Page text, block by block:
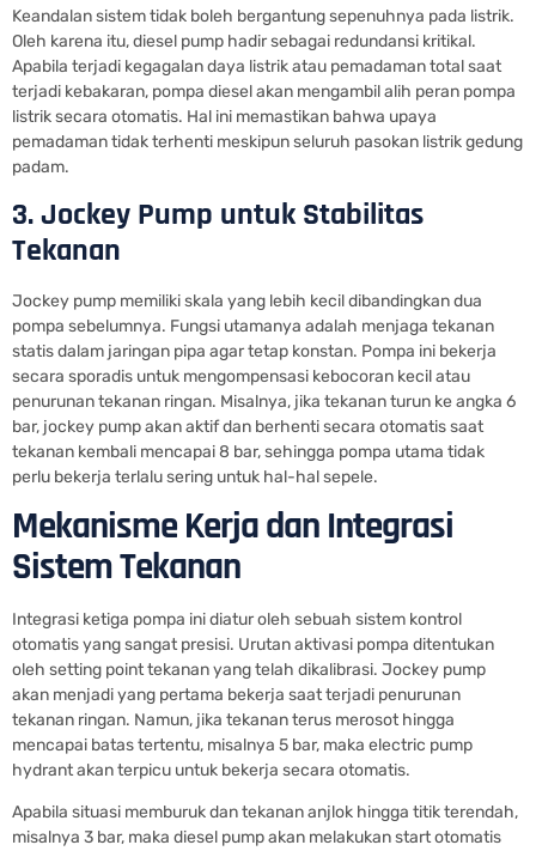
Keandalan sistem tidak boleh bergantung sepenuhnya pada listrik.
Oleh karena itu, diesel pump hadir sebagai redundansi kritikal.
Apabila terjadi kegagalan daya listrik atau pemadaman total saat
terjadi kebakaran, pompa diesel akan mengambil alih peran pompa
listrik secara otomatis. Hal ini memastikan bahwa upaya
pemadaman tidak terhenti meskipun seluruh pasokan listrik gedung
padam.
3. Jockey Pump untuk Stabilitas
Tekanan
Jockey pump memiliki skala yang lebih kecil dibandingkan dua
pompa sebelumnya. Fungsi utamanya adalah menjaga tekanan
statis dalam jaringan pipa agar tetap konstan. Pompa ini bekerja
secara sporadis untuk mengompensasi kebocoran kecil atau
penurunan tekanan ringan. Misalnya, jika tekanan turun ke angka 6
bar, jockey pump akan aktif dan berhenti secara otomatis saat
tekanan kembali mencapai 8 bar, sehingga pompa utama tidak
perlu bekerja terlalu sering untuk hal-hal sepele.
Mekanisme Kerja dan Integrasi
Sistem Tekanan
Integrasi ketiga pompa ini diatur oleh sebuah sistem kontrol
otomatis yang sangat presisi. Urutan aktivasi pompa ditentukan
oleh setting point tekanan yang telah dikalibrasi. Jockey pump
akan menjadi yang pertama bekerja saat terjadi penurunan
tekanan ringan. Namun, jika tekanan terus merosot hingga
mencapai batas tertentu, misalnya 5 bar, maka electric pump
hydrant akan terpicu untuk bekerja secara otomatis.
Apabila situasi memburuk dan tekanan anjlok hingga titik terendah,
misalnya 3 bar, maka diesel pump akan melakukan start otomatis